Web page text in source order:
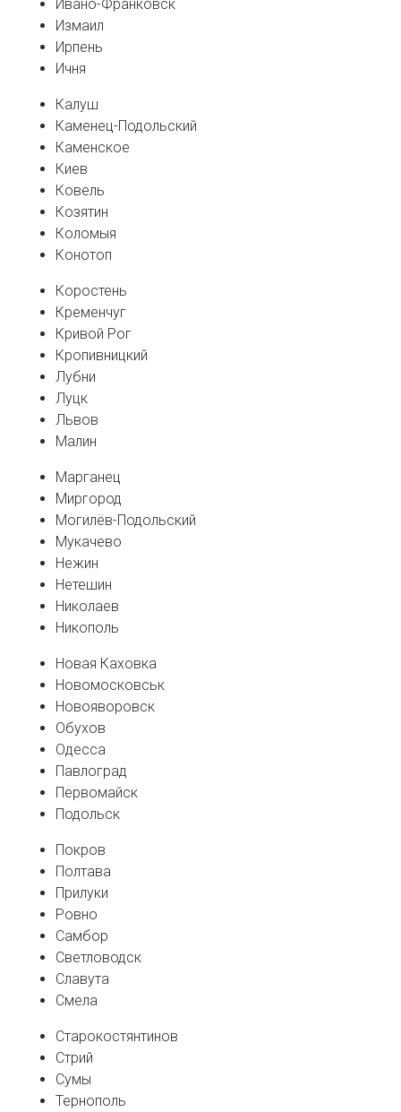
Ивано-Франковск
Измаил
Ирпень
Ичня
Калуш
Каменец-Подольский
Каменское
Киев
Ковель
Козятин
Коломыя
Конотоп
Коростень
Кременчуг
Кривой Рог
Кропивницкий
Лубни
Луцк
Львов
Малин
Марганец
Миргород
Могилёв-Подольский
Мукачево
Нежин
Нетешин
Николаев
Никополь
Новая Каховка
Новомосковськ
Новояворовск
Обухов
Одесса
Павлоград
Первомайск
Подольск
Покров
Полтава
Прилуки
Ровно
Самбор
Светловодск
Славута
Смела
Старокостянтинов
Стрий
Сумы
Тернополь